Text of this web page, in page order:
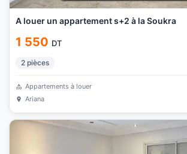
A louer un appartement s+2 à la Soukra
1 550 DT
2 pièces
Appartements à louer
Ariana